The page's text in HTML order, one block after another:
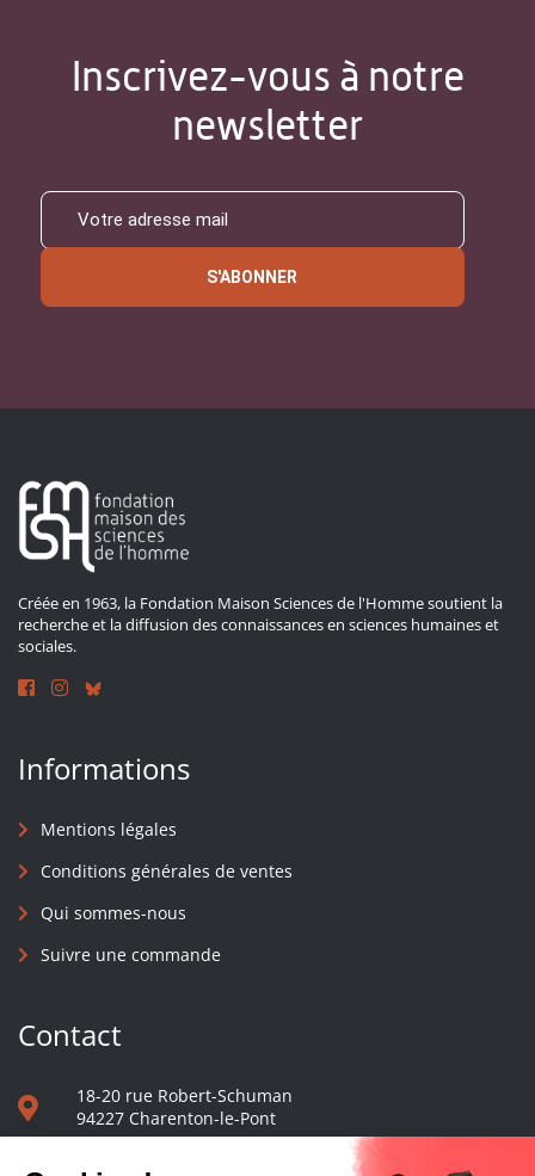
Inscrivez-vous à notre
newsletter
S'ABONNER
Créée en 1963, la Fondation Maison Sciences de l'Homme soutient la
recherche et la diffusion des connaissances en sciences humaines et
sociales.
Informations
Mentions légales
Conditions générales de ventes
Qui sommes-nous
Suivre une commande
Contact
18-20 rue Robert-Schuman
94227 Charenton-le-Pont